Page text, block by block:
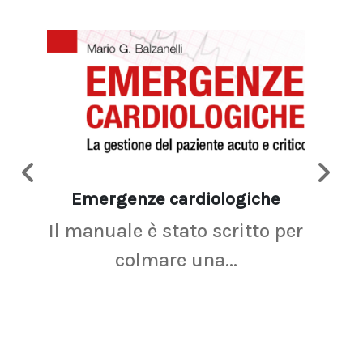
Emergenze cardiologiche
Il manuale è stato scritto per
colmare una...